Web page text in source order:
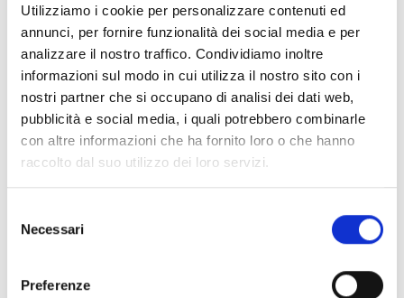
Utilizziamo i cookie per personalizzare contenuti ed
annunci, per fornire funzionalità dei social media e per
analizzare il nostro traffico. Condividiamo inoltre
informazioni sul modo in cui utilizza il nostro sito con i
nostri partner che si occupano di analisi dei dati web,
pubblicità e social media, i quali potrebbero combinarle
con altre informazioni che ha fornito loro o che hanno
raccolto dal suo utilizzo dei loro servizi.
delNecessari
Preferenze
CONDIVIDI
Conosci Obiettivo Europa?
Prova gratis